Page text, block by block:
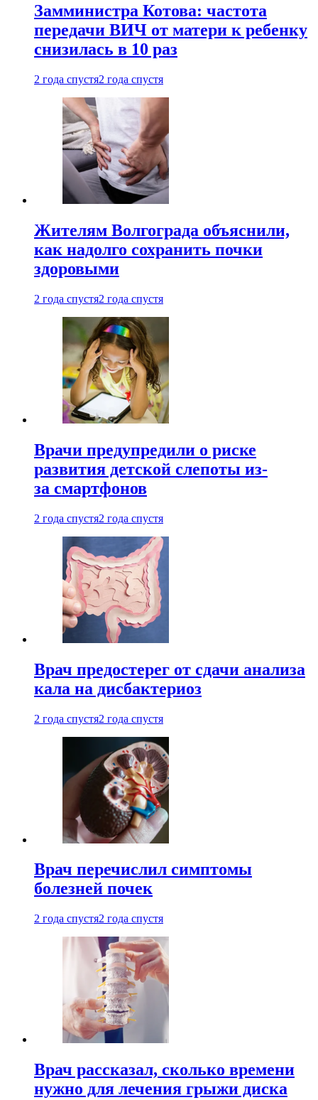
Замминистра Котова: частота
передачи ВИЧ от матери к ребенку
снизилась в 10 раз
2 года спустя2 года спустя
Жителям Волгограда объяснили,
как надолго сохранить почки
здоровыми
2 года спустя2 года спустя
Врачи предупредили о риске
развития детской слепоты из-
за смартфонов
2 года спустя2 года спустя
Врач предостерег от сдачи анализа
кала на дисбактериоз
2 года спустя2 года спустя
Врач перечислил симптомы
болезней почек
2 года спустя2 года спустя
Врач рассказал, сколько времени
нужно для лечения грыжи диска